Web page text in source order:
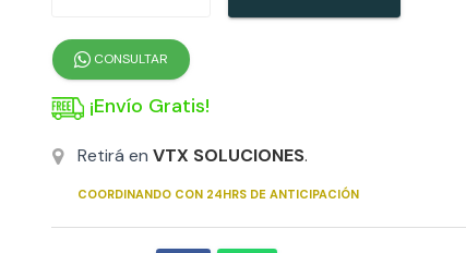
CONSULTAR
¡Envío Gratis!
Retirá en VTX SOLUCIONES.
COORDINANDO CON 24HRS DE ANTICIPACIÓN